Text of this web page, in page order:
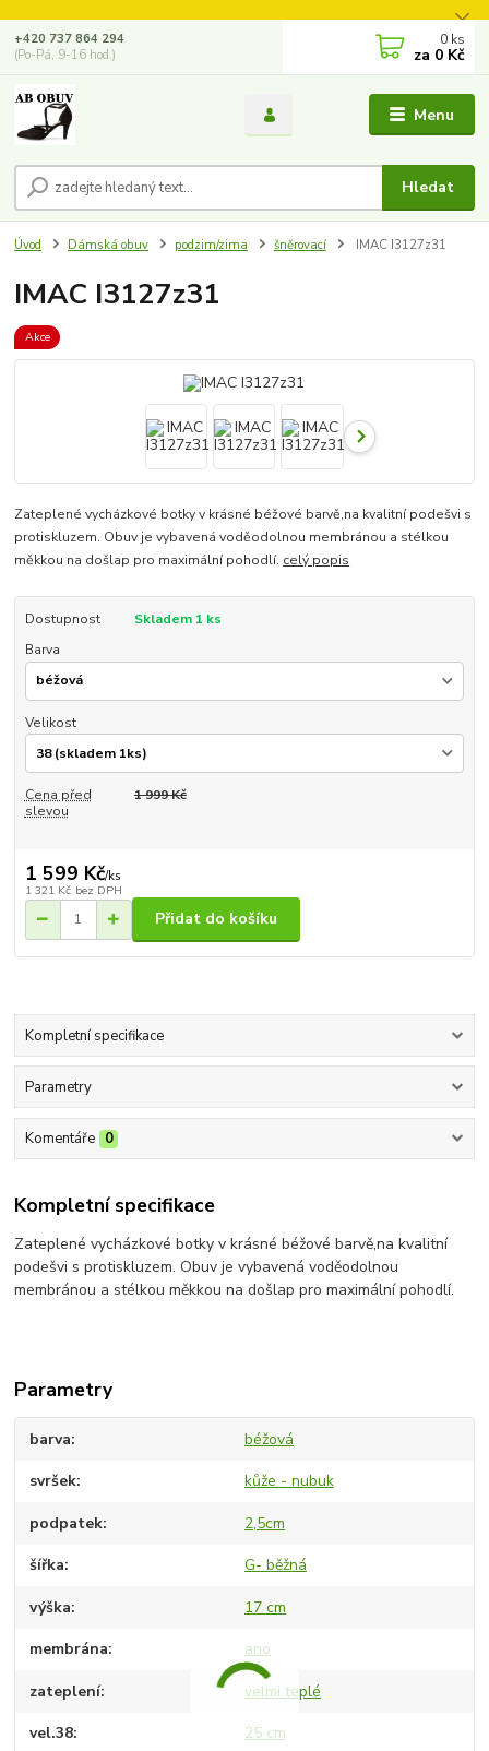
Menu
Hledat
+420 737 864 294
(Po-Pá, 9-16 hod.)
0 ks
za 0 Kč
Úvod Dámská obuv podzim/zima šněrovací IMAC I3127z31
IMAC I3127z31
Akce
Zateplené vycházkové botky v krásné béžové barvě,na kvalitní podešvi s
protiskluzem. Obuv je vybavená voděodolnou membránou a stélkou
měkkou na došlap pro maximální pohodlí. celý popis
Dostupnost
Skladem 1 ks
Barva
Velikost
Cena před
slevou
1 999 Kč
1 599 Kč/ks
1 321 Kč bez DPH
Přidat do košíku
Kompletní specifikace
Parametry
Komentáře 0
Kompletní specifikace
Zateplené vycházkové botky v krásné béžové barvě,na kvalitní
podešvi s protiskluzem. Obuv je vybavená voděodolnou
membránou a stélkou měkkou na došlap pro maximální pohodlí.
Parametry
barva béžová
svršek kůže - nubuk
podpatek 2,5cm
šířka G- běžná
výška 17 cm
membrána ano
zateplení velmi teplé
vel.38 25 cm